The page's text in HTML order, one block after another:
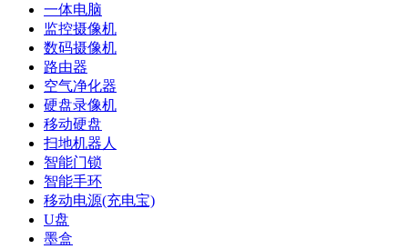
一体电脑
监控摄像机
数码摄像机
路由器
空气净化器
硬盘录像机
移动硬盘
扫地机器人
智能门锁
智能手环
移动电源(充电宝)
U盘
墨盒